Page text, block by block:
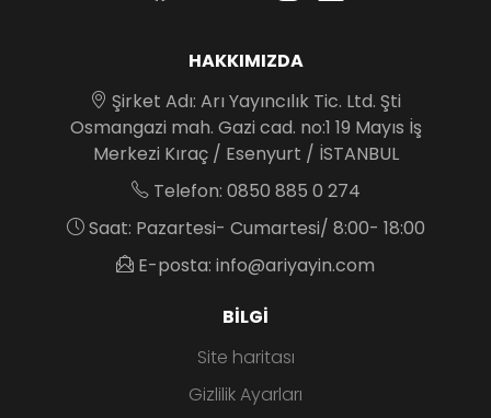
HAKKIMIZDA
Şirket Adı: Arı Yayıncılık Tic. Ltd. Şti
Osmangazi mah. Gazi cad. no:1 19 Mayıs İş
Merkezi Kıraç / Esenyurt / İSTANBUL
Telefon: 0850 885 0 274
Saat: Pazartesi- Cumartesi/ 8:00- 18:00
E-posta: info@ariyayin.com
BILGI
Site haritası
Gizlilik Ayarları